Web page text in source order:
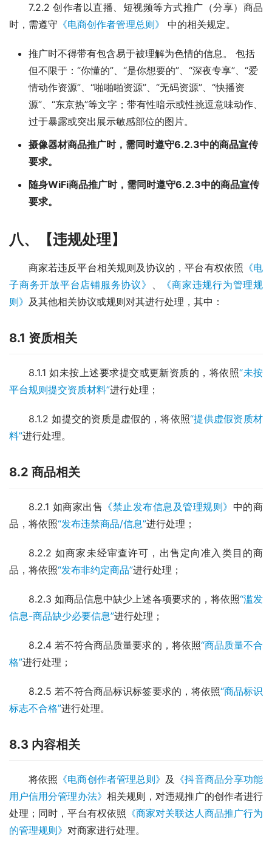
7.2.2 创作者以直播、短视频等方式推广（分享）商品
时，需遵守 《电商创作者管理总则》 中的相关规定。
推广时不得带有包含易于被理解为色情的信息。 包括
但不限于：“你懂的”、“是你想要的”、“深夜专享”、“爱
情动作资源”、“啪啪啪资源”、“无码资源”、“快播资
源”、“东京热”等文字；带有性暗示或性挑逗意味动作、
过于暴露或突出展示敏感部位的图片。
摄像器材商品推广时，需同时遵守6.2.3中的商品宣传
要求。
随身WiFi商品推广时，需同时遵守6.2.3中的商品宣传
要求。
八、【违规处理】
商家若违反平台相关规则及协议的，平台有权依照 《电
子商务开放平台店铺服务协议》
《商家违规行为管理规
则》 及其他相关协议或规则对其进行处理，其中：
8.1 资质相关
8.1.1 如未按上述要求提交或更新资质的，将依照“未按
平台规则提交资质材料”进行处理；
8.1.2 如提交的资质是虚假的，将依照“提供虚假资质材
料”进行处理。
8.2 商品相关
8.2.1 如商家出售 《禁止发布信息及管理规则》 中的商
品，将依照“发布违禁商品/信息”进行处理；
8.2.2 如商家未经审查许可，出售定向准入类目的商
品，将依照“发布非约定商品”进行处理；
8.2.3 如商品信息中缺少上述各项要求的，将依照“滥发
信息-商品缺少必要信息”进行处理；
8.2.4 若不符合商品质量要求的，将依照“商品质量不合
格”进行处理；
8.2.5 若不符合商品标识标签要求的，将依照“商品标识
标志不合格”进行处理。
8.3 内容相关
将依照 《电商创作者管理总则》 及 《抖音商品分享功能
用户信用分管理办法》 相关规则，对违规推广的创作者进行
处理；同时，平台有权依照 《商家对关联达人商品推广行为
的管理规则》 对商家进行处理。